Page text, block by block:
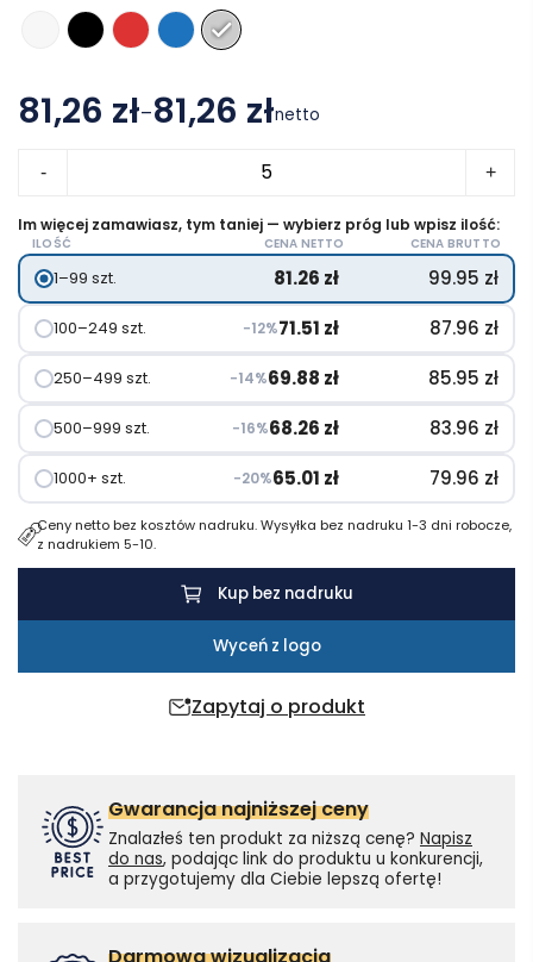
81,26 zł–81,26 zł
cen:
81.26 zł
do
116.07 zł
netto
-
termiczna
800
ml
VINGA
Ciro
+
Zapytaj o produkt
Im więcej zamawiasz, tym taniej — wybierz próg lub wpisz ilość:
ILOŚĆ CENA NETTO CENA BRUTTO
1–99 szt. 81.26 zł 99.95 zł
100–249 szt. −12%71.51 zł 87.96 zł
250–499 szt. −14%69.88 zł 85.95 zł
500–999 szt. −16%68.26 zł 83.96 zł
1000+ szt. −20%65.01 zł 79.96 zł
Ceny netto bez kosztów nadruku. Wysyłka bez nadruku 1-3 dni robocze,
z nadrukiem 5-10.
Kup bez nadruku
Wyceń z logo
Gwarancja najniższej ceny
Znalazłeś ten produkt za niższą cenę? Napisz
do nas, podając link do produktu u konkurencji,
a przygotujemy dla Ciebie lepszą ofertę!